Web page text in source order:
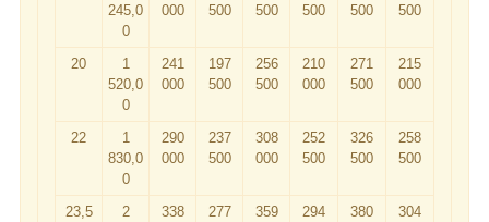
245,0
0
000
500
500
500
500
500
20
1
520,0
0
241
000
197
500
256
500
210
000
271
500
215
000
22
1
830,0
0
290
000
237
500
308
000
252
500
326
500
258
500
23,5
2
338
277
359
294
380
304